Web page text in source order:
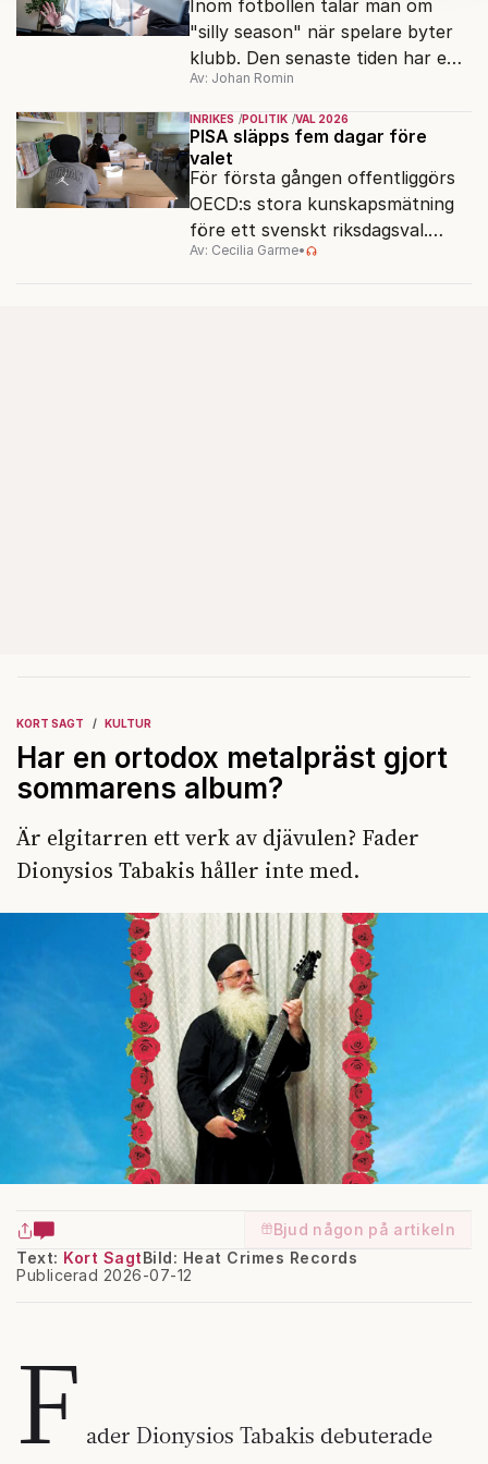
kan du göra dethär
Inom fotbollen talar man om
"silly season" när spelare byter
klubb. Den senaste tiden har en
rad svenska politiker bytt parti –
men varför, och vad skiljer
partiernas interna kulturer åt?
Av: Johan Romin
INRIKES POLITIK VAL 2026
PISA släpps fem dagar före
valet
För första gången offentliggörs
OECD:s stora kunskapsmätning
före ett svenskt riksdagsval.
Resultatet kan ge skolfrågan ny
Av: Cecilia Garme•
KORT SAGT KULTUR
Har en ortodox metalpräst gjort
sommarens album?
Är elgitarren ett verk av djävulen? Fader
Dionysios Tabakis håller inte med.
Bjud någon på artikeln
Text: Kort Sagt
Publicerad 2026-07-12
Bild: Heat Crimes Records
F ader Dionysios Tabakis debuterade